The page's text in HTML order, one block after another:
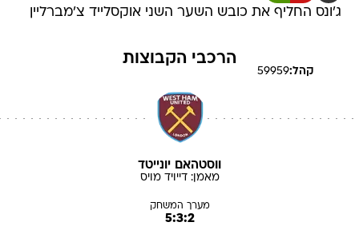
ג'ונס החליף את כובש השער השני אוקסלייד צ'מברליין
הרכבי הקבוצות
קהל:59959
ווסטהאם יונייטד
מאמן:דייויד מויס
מערך המשחק
5:3:2